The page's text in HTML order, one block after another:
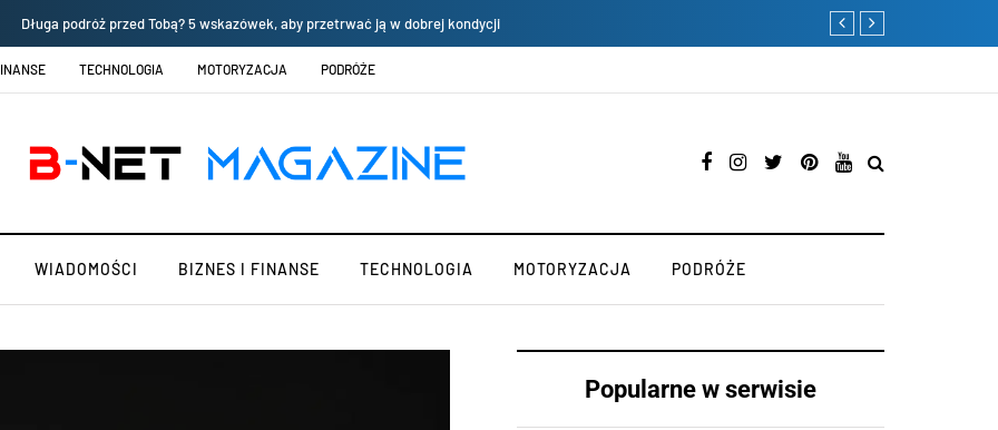
Długa podróż przed Tobą? 5 wskazówek, aby przetrwać ją w dobrej kondycji Nowy Rok – nowe
TECHNOLOGIA MOTORYZACJA PODRÓŻE
WIADOMOŚCI BIZNES I FINANSE TECHNOLOGIA MOTORYZACJA PODRÓŻE
Popularne w serwisie